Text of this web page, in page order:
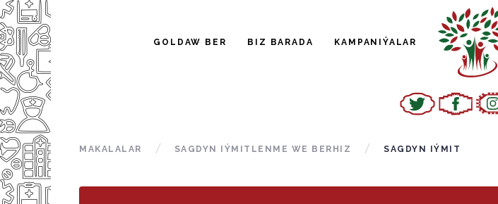
GOLDAW BER BIZ BARADA KAMPANIÝALAR
MAKALALAR SAGDYN IÝMITLENME WE BERHIZ SAGDYN IÝMIT